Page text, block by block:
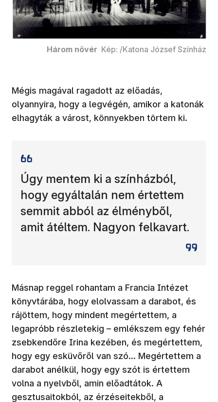
Három nővér Kép: /Katona József Színház
Mégis magával ragadott az előadás,
olyannyira, hogy a legvégén, amikor a katonák
elhagyták a várost, könnyekben törtem ki.
Úgy mentem ki a színházból,
hogy egyáltalán nem értettem
semmit abból az élményből,
amit átéltem. Nagyon felkavart.
Másnap reggel rohantam a Francia Intézet
könyvtárába, hogy elolvassam a darabot, és
rájöttem, hogy mindent megértettem, a
legapróbb részletekig – emlékszem egy fehér
zsebkendőre Irina kezében, és megértettem,
hogy egy esküvőről van szó... Megértettem a
darabot anélkül, hogy egy szót is értettem
volna a nyelvből, amin előadtátok. A
gesztusaitokból, az érzéseitekből, a